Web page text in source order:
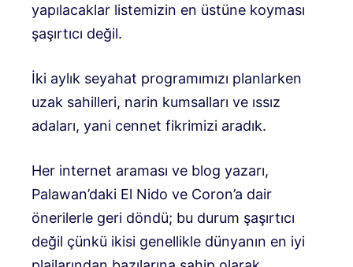
yapılacaklar listemizin en üstüne koyması
şaşırtıcı değil.
İki aylık seyahat programımızı planlarken
uzak sahilleri, narin kumsalları ve ıssız
adaları, yani cennet fikrimizi aradık.
Her internet araması ve blog yazarı,
Palawan’daki El Nido ve Coron’a dair
önerilerle geri döndü; bu durum şaşırtıcı
değil çünkü ikisi genellikle dünyanın en iyi